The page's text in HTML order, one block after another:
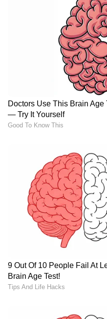
എന്നാല്‍ അതുമായി
ഇറങ്ങിയപ്പോള്‍ ഒരു
അത്തരത്തില്‍
സംഭവിക്കുമോ
ഉറ്റുനോക്കുന്നത്.
വിജയുടെ
അപ്ഡേറ്റ്.!
LATEST VIDEOS
എംഎൽഎമാർ
പ്രതിഷേധം കാവേരി
ഉൾപ്പെടെ ഉന്നയിച്ച്
കെഎസ്ആർടിസി
വാട്സ്ആപ്പിലൂടെ